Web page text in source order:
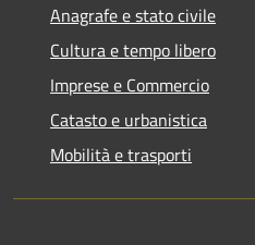
Anagrafe e stato civile
Cultura e tempo libero
Imprese e Commercio
Catasto e urbanistica
Mobilità e trasporti